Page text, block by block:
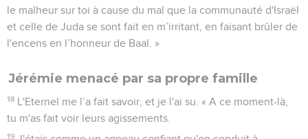
le malheur sur toi à cause du mal que la communauté d'Israël
et celle de Juda se sont fait en m’irritant, en faisant brûler de
l'encens en l’honneur de Baal. »
Jérémie menacé par sa propre famille
18 L'Eternel me l’a fait savoir, et je l'ai su. « A ce moment-là,
tu m'as fait voir leurs agissements.
19